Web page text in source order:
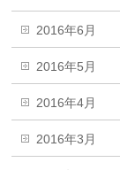
2016年6月
2016年5月
2016年4月
2016年3月